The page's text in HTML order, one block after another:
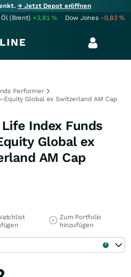
→ Jetzt Depot eröffnen
Öl (Brent) +3,81% Dow Jones -0,83%
Performer
Equity Global ex Switzerland AM Cap
Index Funds
Global ex
AM Cap
Zum Portfolio
hinzufügen